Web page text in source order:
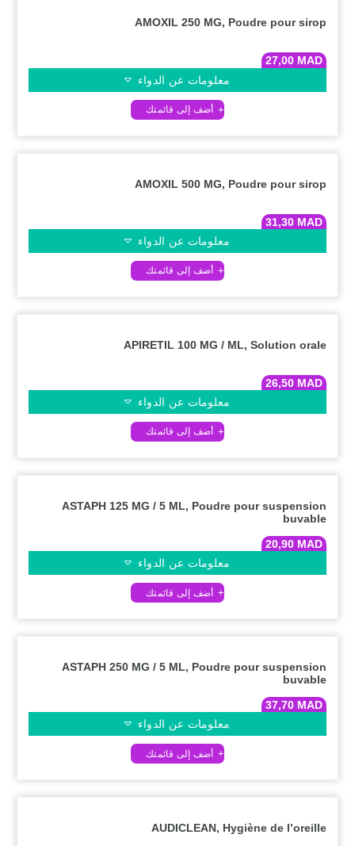
AMOXIL 250 MG, Poudre pour sirop
27,00 MAD
معلومات عن الدواء
AMOXIL 500 MG, Poudre pour sirop
31,30 MAD
معلومات عن الدواء
APIRETIL 100 MG / ML, Solution orale
26,50 MAD
معلومات عن الدواء
ASTAPH 125 MG / 5 ML, Poudre pour suspension
buvable
20,90 MAD
معلومات عن الدواء
ASTAPH 250 MG / 5 ML, Poudre pour suspension
buvable
37,70 MAD
معلومات عن الدواء
AUDICLEAN, Hygiène de l’oreille